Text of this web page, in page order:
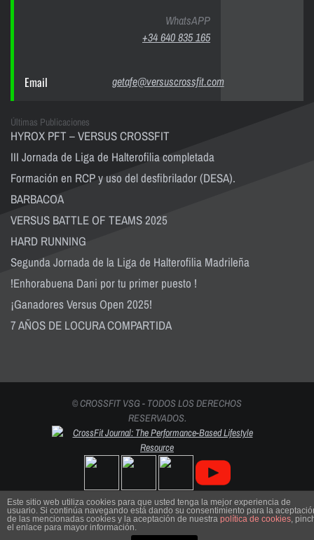
WhatsAPP
+34 640 835 165
Email getafe@versuscrossfit.com
Últimas Publicaciones
HYROX PFT – VERSUS CROSSFIT
III Jornada de Liga de Halterofilia completada
Formación en RCP y uso del desfibrilador (DESA).
BARBACOA
VERSUS BATTLE OF TEAMS 2025
HARD RUNNING
Segunda Jornada de la Liga de Halterofilia Madrileña
!Enhorabuena Dani por tu primer puesto !
¡Ganadores Versus Open 2025!
7 AÑOS DE LOCURA COMPARTIDA
© CROSSFIT VSG - TODOS LOS DERECHOS
RESERVADOS.
Este sitio web utiliza cookies para que usted tenga la mejor experiencia de
usuario. Si continúa navegando está dando su consentimiento para la
de las mencionadas cookies y la aceptación de nuestra política de cookies,
el enlace para mayor información.